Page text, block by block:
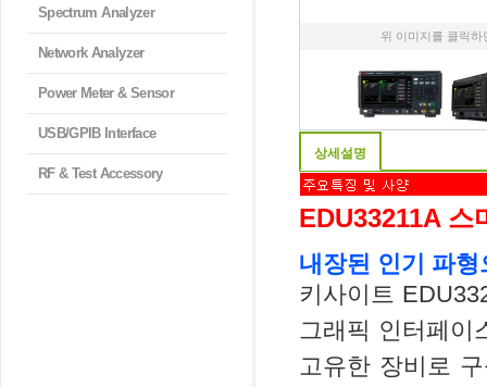
Spectrum Analyzer
Network Analyzer
Power Meter & Sensor
USB/GPIB Interface
RF & Test Accessory
위 이미지를 클릭
상세설명
EDU33211A 스
내장된 인기 파
키사이트
그래픽 인터페이
고유한 장비로